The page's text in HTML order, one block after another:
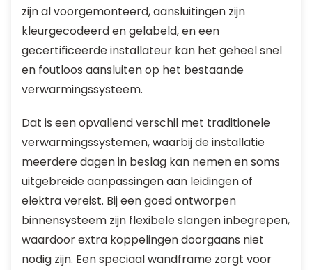
zijn al voorgemonteerd, aansluitingen zijn
kleurgecodeerd en gelabeld, en een
gecertificeerde installateur kan het geheel snel
en foutloos aansluiten op het bestaande
verwarmingssysteem.
Dat is een opvallend verschil met traditionele
verwarmingssystemen, waarbij de installatie
meerdere dagen in beslag kan nemen en soms
uitgebreide aanpassingen aan leidingen of
elektra vereist. Bij een goed ontworpen
binnensysteem zijn flexibele slangen inbegrepen,
waardoor extra koppelingen doorgaans niet
nodig zijn. Een speciaal wandframe zorgt voor